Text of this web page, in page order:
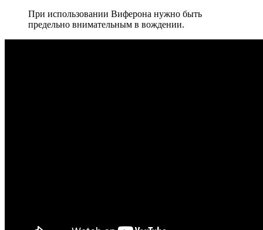
При использовании Виферона нужно быть
предельно внимательным в вождении.